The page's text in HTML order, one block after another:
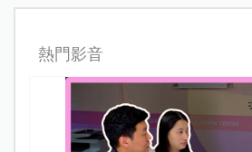
熱門影音